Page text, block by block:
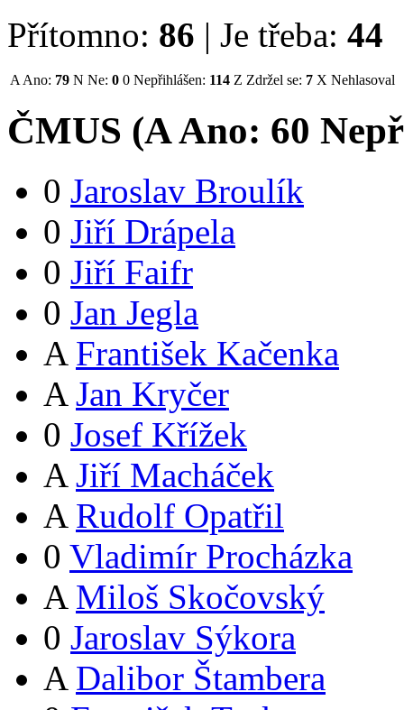
Přítomno: 86 | Je třeba: 44
A Ano: 79 N Ne: 0 0 Nepřihlášen: 114 Z Zdržel se: 7 X Nehlasoval
ČMUS (AAno: 60
0 Jaroslav Broulík
0 Jiří Drápela
0 Jiří Faifr
0 Jan Jegla
A František Kačenka
A Jan Kryčer
0 Josef Křížek
A Jiří Macháček
A Rudolf Opatřil
0 Vladimír Procházka
A Miloš Skočovský
0 Jaroslav Sýkora
A Dalibor Štambera